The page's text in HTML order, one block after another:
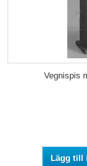
Vegnispis
Lägg till